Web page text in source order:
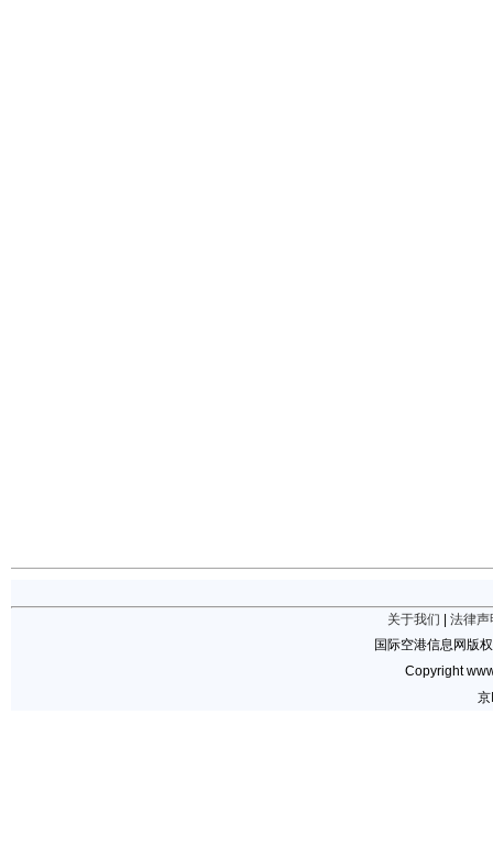
关于我们
法律声
国际空港信息网版
Copyright